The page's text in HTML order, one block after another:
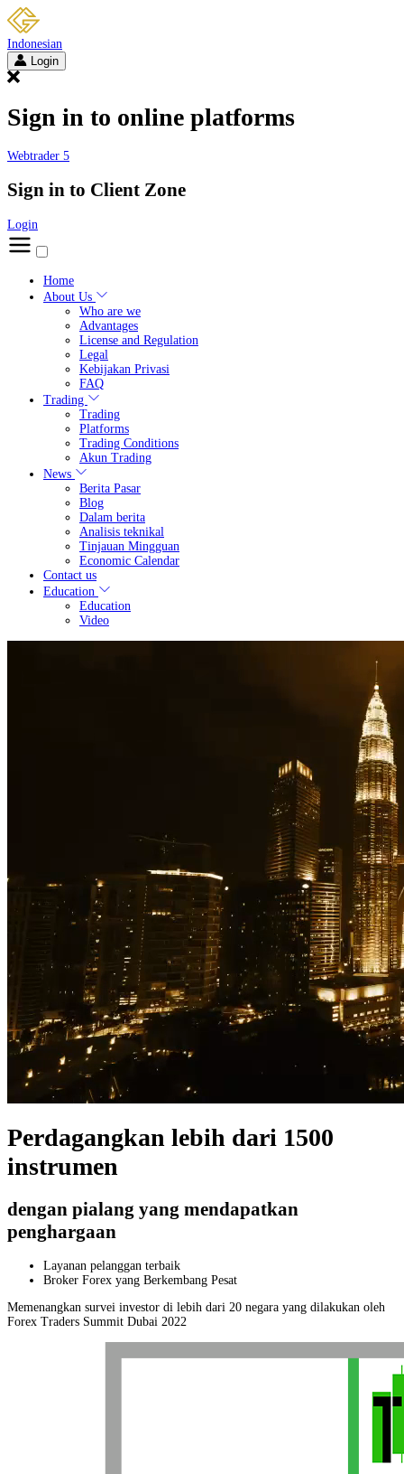
Indonesian
Login
Sign in to online platforms
Webtrader 5
Sign in to Client Zone
Login
Home
About Us
Who are we
Advantages
License and Regulation
Legal
Kebijakan Privasi
FAQ
Trading
Trading
Platforms
Trading Conditions
Akun Trading
News
Berita Pasar
Blog
Dalam berita
Analisis teknikal
Tinjauan Mingguan
Economic Calendar
Contact us
Education
Education
Video
Perdagangkan lebih dari 1500
instrumen
dengan pialang yang mendapatkan
penghargaan
Layanan pelanggan terbaik
Broker Forex yang Berkembang Pesat
Memenangkan survei investor di lebih dari 20 negara yang dilakukan oleh
Forex Traders Summit Dubai 2022